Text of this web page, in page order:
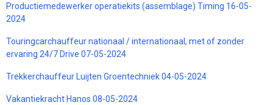
Productiemedewerker operatiekits (assemblage) Timing 16-05-
2024
Touringcarchauffeur nationaal / internationaal, met of zonder
ervaring 24/7 Drive 07-05-2024
Trekkerchauffeur Luijten Groentechniek 04-05-2024
Vakantiekracht Hanos 08-05-2024